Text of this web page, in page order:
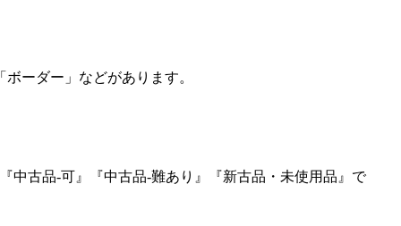
ーダー」などがあります。
中古品-可』『中古品-難あり』『新古品・未使用品』で